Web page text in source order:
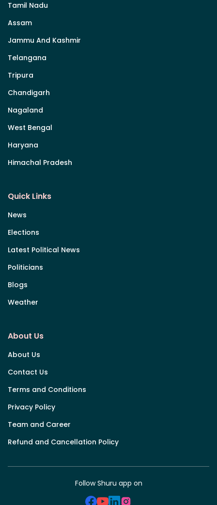
Tamil Nadu
Assam
Jammu And Kashmir
Telangana
Tripura
Chandigarh
Nagaland
West Bengal
Haryana
Himachal Pradesh
Quick Links
News
Elections
Latest Political News
Politicians
Blogs
Weather
About Us
About Us
Contact Us
Terms and Conditions
Privacy Policy
Team and Career
Refund and Cancellation Policy
Follow Shuru app on